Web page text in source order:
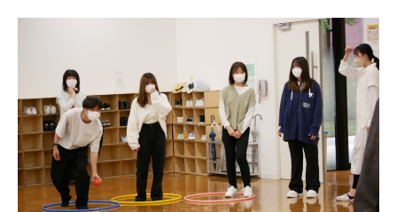
総合図書館
プライバシーポリシー